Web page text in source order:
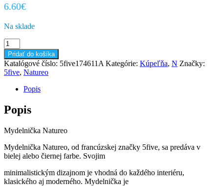
6.60€
Na sklade
množstvo
Mydelnička
Natureo
Pridať do košíka
Katalógové číslo: 5five174611A Kategórie: Kúpeľňa, N Značky:
5five, Natureo
Popis
Popis
Mydelnička Natureo
Mydelnička Natureo, od francúzskej značky 5five, sa predáva v
bielej alebo čiernej farbe. Svojim
minimalistickým dizajnom je vhodná do každého interiéru,
klasického aj moderného. Mydelnička je